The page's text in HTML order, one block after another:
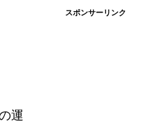
運
スポンサーリンク